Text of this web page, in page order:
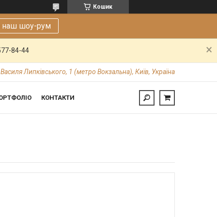
Кошик
наш шоу-рум
84-44
Липківського, 1 (метро Вокзальна), Київ, Україна
КОНТАКТИ